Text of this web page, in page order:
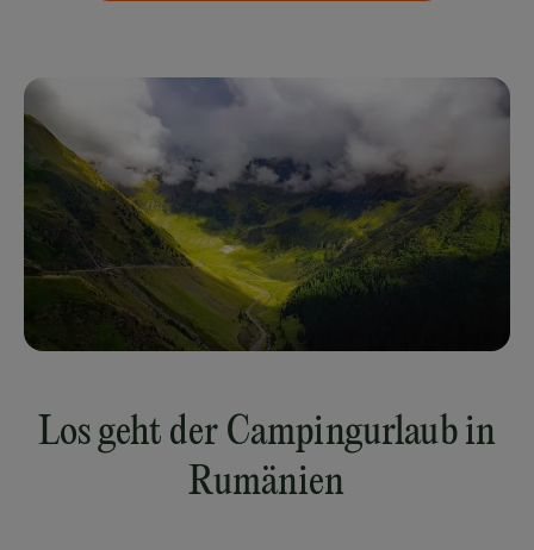
Los geht der Campingurlaub in
Rumänien